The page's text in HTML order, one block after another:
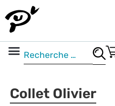
Collet Olivier